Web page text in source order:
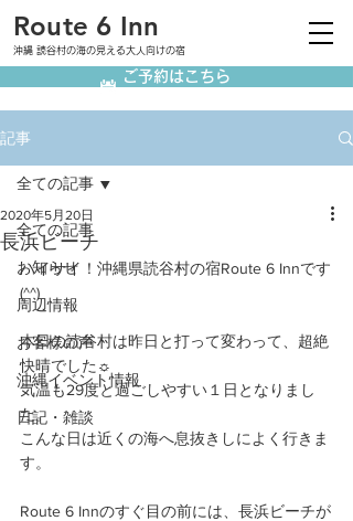
Route 6 Inn
沖縄 読谷村の海の見える大人向けの宿
ご予約はこちら
記事
全ての記事
お知らせ
周辺情報
お客様の声
沖縄イベント情報
日記・雑談
全ての記事
長浜ビーチ
2020年5月20日
ハイサイ！沖縄県読谷村の宿Route 6 Innです
(^^)
本日の読谷村は昨日と打って変わって、超絶
快晴でした☼
気温も29度と過ごしやすい１日となりまし
た。
こんな日は近くの海へ息抜きしによく行きま
す。
Route 6 Innのすぐ目の前には、長浜ビーチが